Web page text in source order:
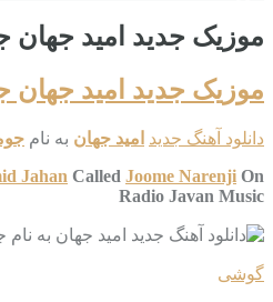
موزیک جدید امید جهان
موزیک جدید امید جهان
دانلود آهنگ جدید امید جهان به نام
Jahan Called Joome Narenji On
Radio Javan Music
گوشی